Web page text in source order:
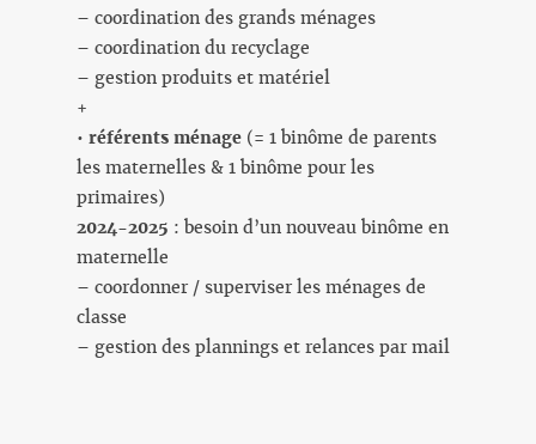
– coordination des grands ménages
– coordination du recyclage
– gestion produits et matériel
+
• référents ménage (= 1 binôme de parents
les maternelles & 1 binôme pour les
primaires)
2024-2025 : besoin d’un nouveau binôme en
maternelle
– coordonner / superviser les ménages de
classe
– gestion des plannings et relances par mail